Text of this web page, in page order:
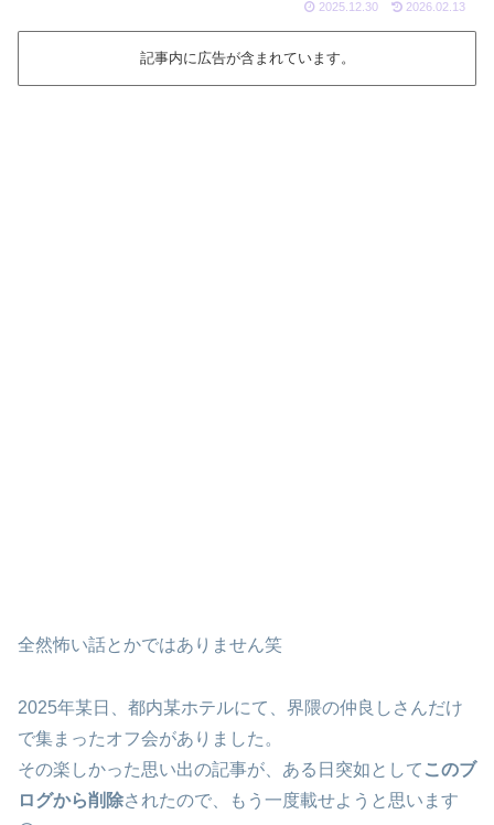
2025.12.30 2026.02.13
記事内に広告が含まれています。
全然怖い話とかではありません笑
2025年某日、都内某ホテルにて、界隈の仲良しさんだけ
で集まったオフ会がありました。
その楽しかった思い出の記事が、ある日突如として このブ
ログから削除されたので、もう一度載せようと思います